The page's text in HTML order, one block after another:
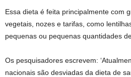
Essa dieta é feita principalmente com
vegetais, nozes e tarifas, como
pequenas ou pequenas quantidades
Os pesquisadores escrevem:
nacionais são desviadas da dieta de